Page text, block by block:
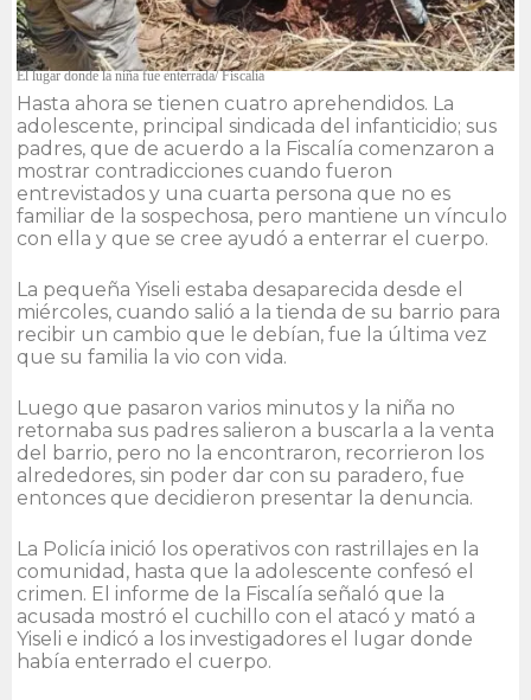
El lugar donde la niña fue enterrada/ Fiscalía
Hasta ahora se tienen cuatro aprehendidos. La
adolescente, principal sindicada del infanticidio; sus
padres, que de acuerdo a la Fiscalía comenzaron a
mostrar contradicciones cuando fueron
entrevistados y una cuarta persona que no es
familiar de la sospechosa, pero mantiene un vínculo
con ella y que se cree ayudó a enterrar el cuerpo.
La pequeña Yiseli estaba desaparecida desde el
miércoles, cuando salió a la tienda de su barrio para
recibir un cambio que le debían, fue la última vez
que su familia la vio con vida.
Luego que pasaron varios minutos y la niña no
retornaba sus padres salieron a buscarla a la venta
del barrio, pero no la encontraron, recorrieron los
alrededores, sin poder dar con su paradero, fue
entonces que decidieron presentar la denuncia.
La Policía inició los operativos con rastrillajes en la
comunidad, hasta que la adolescente confesó el
crimen. El informe de la Fiscalía señaló que la
acusada mostró el cuchillo con el atacó y mató a
Yiseli e indicó a los investigadores el lugar donde
había enterrado el cuerpo.